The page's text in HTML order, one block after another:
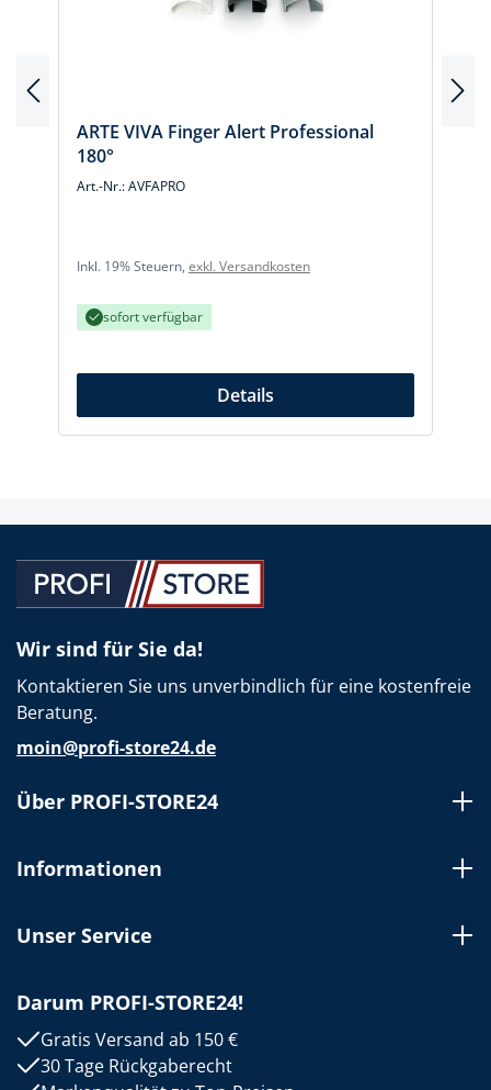
ARTE VIVA Finger Alert Professional
180°
Art.-Nr.: AVFAPRO
Inkl. 19% Steuern, exkl. Versandkosten
sofort verfügbar
Details
Wir sind für Sie da!
Kontaktieren Sie uns unverbindlich für eine kostenfreie
Beratung.
moin@profi-store24.de
Über PROFI-STORE24
Informationen
Unser Service
Darum PROFI-STORE24!
Gratis Versand ab 150 €
30 Tage Rückgaberecht